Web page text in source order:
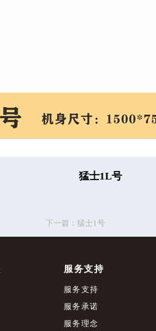
猛士1L号
下一篇： 猛士1号
服务支持
服务支持
服务承诺
服务理念